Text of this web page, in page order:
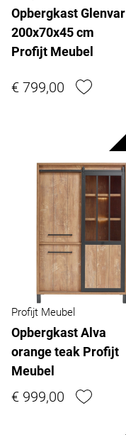
Opbergkast Glenvar
200x70x45 cm
Profijt Meubel
€ 799,00
Profijt Meubel
Opbergkast Alva
orange teak Profijt
Meubel
€ 999,00